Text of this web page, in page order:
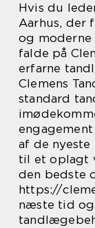
Hvis du
Aarhus, der
og moderne
falde på
erfarne
Clemens
standard
af de
til et oplagt
den bedste
https://
næste tid og